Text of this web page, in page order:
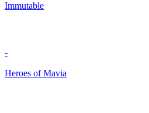
Immutable
-
Heroes of Mavia